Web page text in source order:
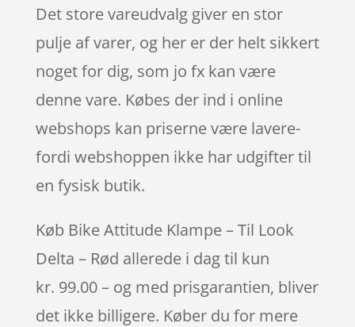
Det store vareudvalg giver en stor
pulje af varer, og her er der helt sikkert
noget for dig, som jo fx kan være
denne vare. Købes der ind i online
webshops kan priserne være lavere-
fordi webshoppen ikke har udgifter til
en fysisk butik.
Køb Bike Attitude Klampe – Til Look
Delta – Rød allerede i dag til kun
kr. 99.00 – og med prisgarantien, bliver
det ikke billigere. Køber du for mere